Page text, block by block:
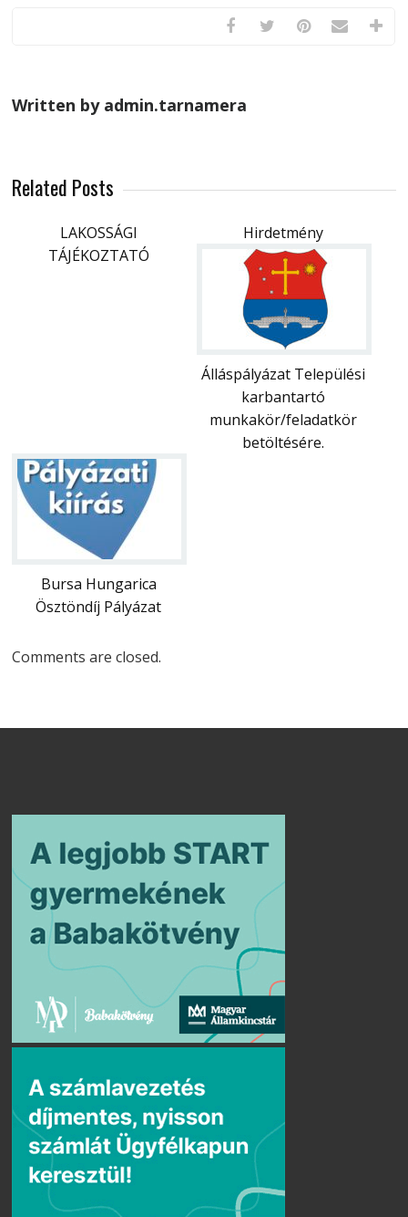
Written by admin.tarnamera
Related Posts
LAKOSSÁGI
TÁJÉKOZTATÓ
Hirdetmény
Álláspályázat Települési
karbantartó
munkakör/feladatkör
betöltésére.
Bursa Hungarica
Ösztöndíj Pályázat
Comments are closed.